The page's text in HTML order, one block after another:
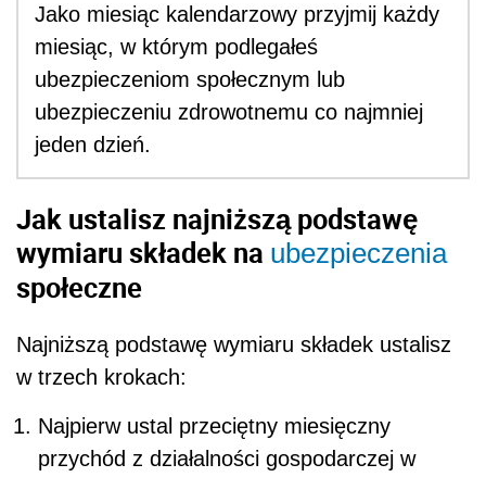
Jako miesiąc kalendarzowy przyjmij każdy
miesiąc, w którym podlegałeś
ubezpieczeniom społecznym lub
ubezpieczeniu zdrowotnemu co najmniej
jeden dzień.
Jak ustalisz najniższą podstawę
wymiaru składek na ubezpieczenia
społeczne
Najniższą podstawę wymiaru składek ustalisz
w trzech krokach:
Najpierw ustal przeciętny miesięczny
przychód z działalności gospodarczej w